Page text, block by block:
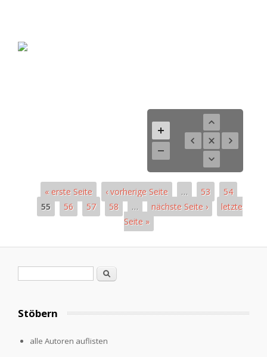
« erste Seite ‹ vorherige Seite … 53
54
55
56 57 58 … nächste Seite ›
letzte
Seite »
Suche
Stöbern
alle Autoren auflisten